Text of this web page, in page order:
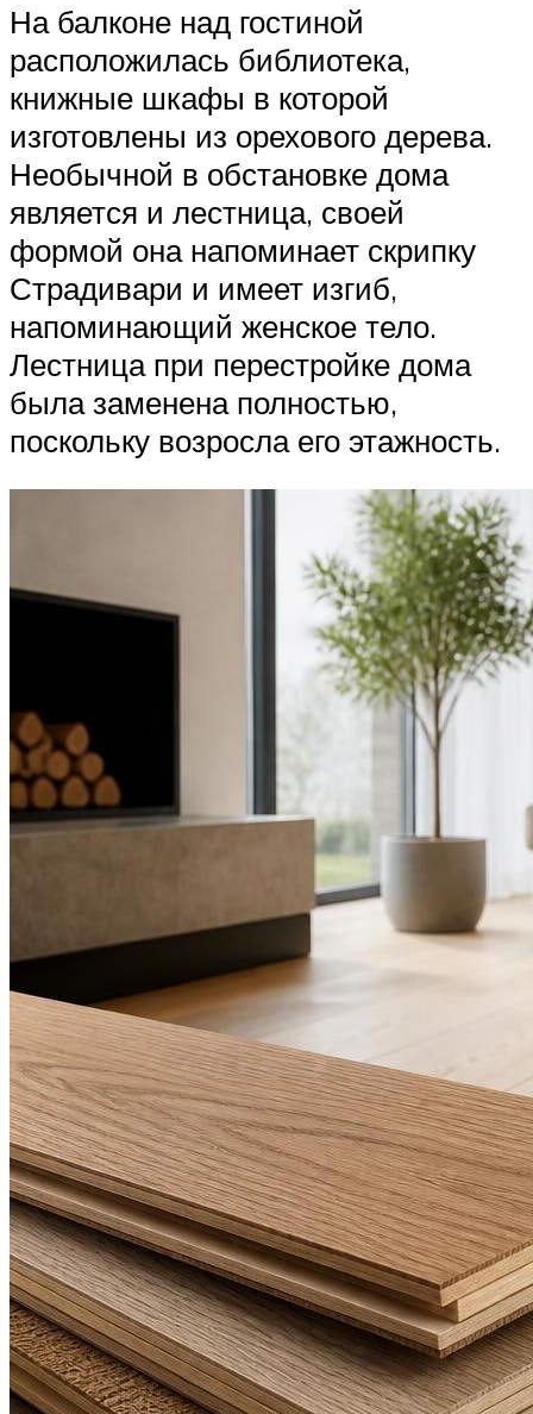
На балконе над гостиной
расположилась библиотека,
книжные шкафы в которой
изготовлены из орехового дерева.
Необычной в обстановке дома
является и лестница, своей
формой она напоминает скрипку
Страдивари и имеет изгиб,
напоминающий женское тело.
Лестница при перестройке дома
была заменена полностью,
поскольку возросла его этажность.